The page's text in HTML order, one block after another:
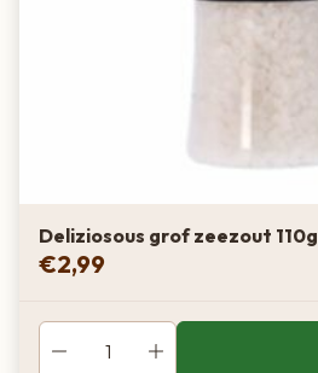
Deliziosous grof zeezout 110g
€2,99